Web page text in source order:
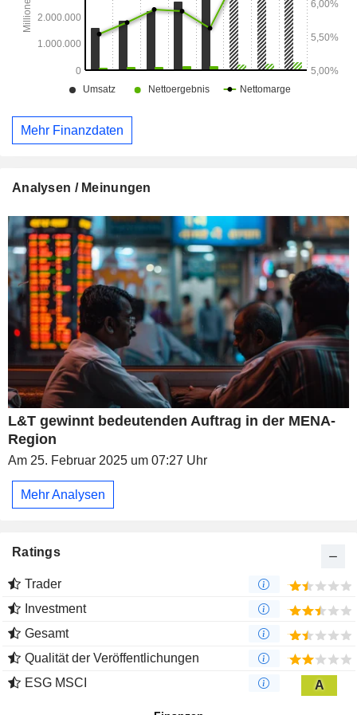
Mehr Finanzdaten
Analysen / Meinungen
L&T gewinnt bedeutenden Auftrag in der MENA-
Region
Am 25. Februar 2025 um 07:27 Uhr
Mehr Analysen
Ratings
Trader
Investment
Gesamt
Qualität der Veröffentlichungen
ESG MSCI
A